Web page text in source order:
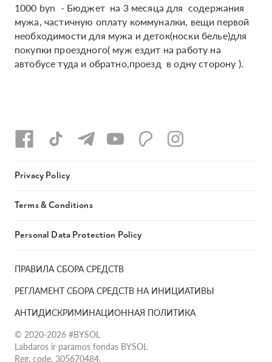
1000 byn - Бюджет на 3 месяца для содержания
мужа, частичную оплату коммуналки, вещи первой
необходимости для мужа и деток(носки белье)для
покупки проездного( муж ездит на работу на
автобусе туда и обратно,проезд в одну сторону ).
ПРАВИЛА СБОРА СРЕДСТВ
РЕГЛАМЕНТ СБОРА СРЕДСТВ НА ИНИЦИАТИВЫ
АНТИДИСКРИМИНАЦИОННАЯ ПОЛИТИКА
© 2020-2026 #BYSOL
Labdaros ir paramos fondas BYSOL
Reg. code. 305670484,
Privacy Policy
Terms & Conditions
Personal Data Protection Policy